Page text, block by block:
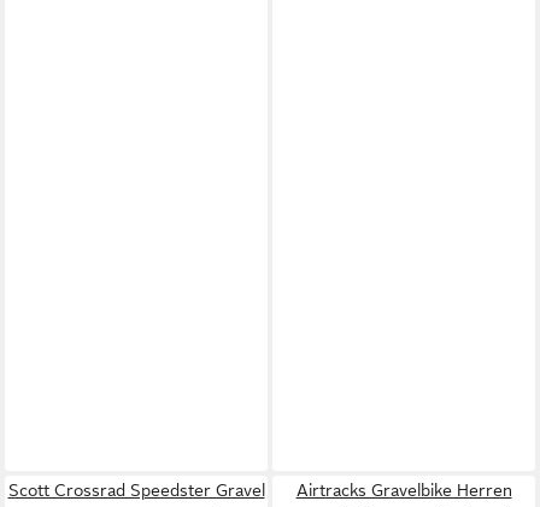
Scott Crossrad Speedster Gravel
Airtracks Gravelbike Herren